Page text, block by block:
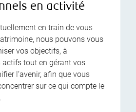
en activité
en train de vous
nous pouvons vous
vos objectifs, à
actifs tout en gérant vos
l’avenir, afin que vous
sur ce qui compte le